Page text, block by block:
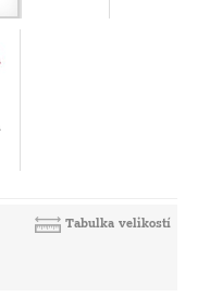
Tabulka velikostí